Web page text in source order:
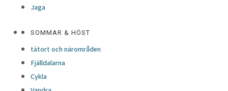
Jaga
SOMMAR & HÖST
tätort och närområden
Fjälldalarna
Cykla